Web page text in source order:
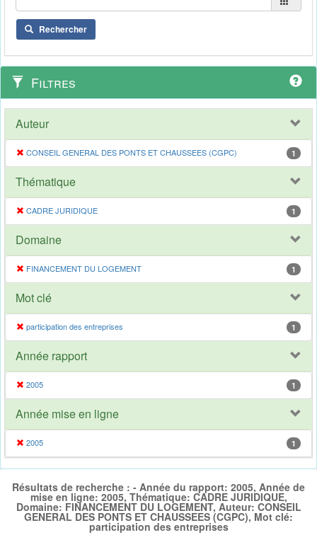
Rechercher
Filtres
Auteur
CONSEIL GENERAL DES PONTS ET CHAUSSEES (CGPC) 1
Thématique
CADRE JURIDIQUE 1
Domaine
FINANCEMENT DU LOGEMENT 1
Mot clé
participation des entreprises 1
Année rapport
2005 1
Année mise en ligne
2005 1
Résultats de recherche : - Année du rapport: 2005, Année de
mise en ligne: 2005, Thématique: CADRE JURIDIQUE,
Domaine: FINANCEMENT DU LOGEMENT, Auteur: CONSEIL
GENERAL DES PONTS ET CHAUSSEES (CGPC), Mot clé:
participation des entreprises